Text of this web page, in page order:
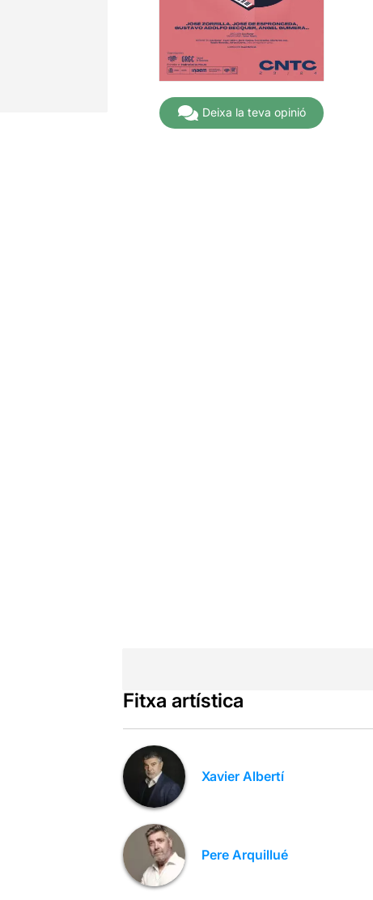
Deixa la teva opinió
Fitxa artística
Xavier Albertí
Pere Arquillué